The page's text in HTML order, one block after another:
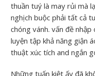
thuần tuý là may rủi mà
nghịch buộc phải tất cả
chóng vánh. vấn đề
luyện tập khả năng giận
thuật xúc tích and ngắn
Những tuấn kiệt ấy đã